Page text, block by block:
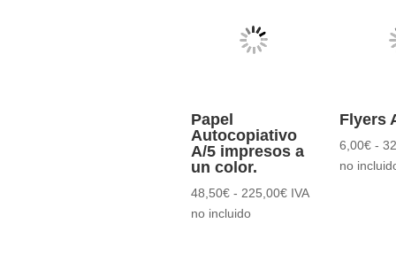
Papel
Autocopiativo
A/5 impresos a
un color.
48,50€ - 225,00€Rango
IVA
no incluido
Flyers
6,00€ -
no